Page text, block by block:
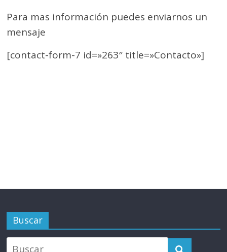
Para mas información puedes enviarnos un
mensaje
[contact-form-7 id=»263″ title=»Contacto»]
Buscar